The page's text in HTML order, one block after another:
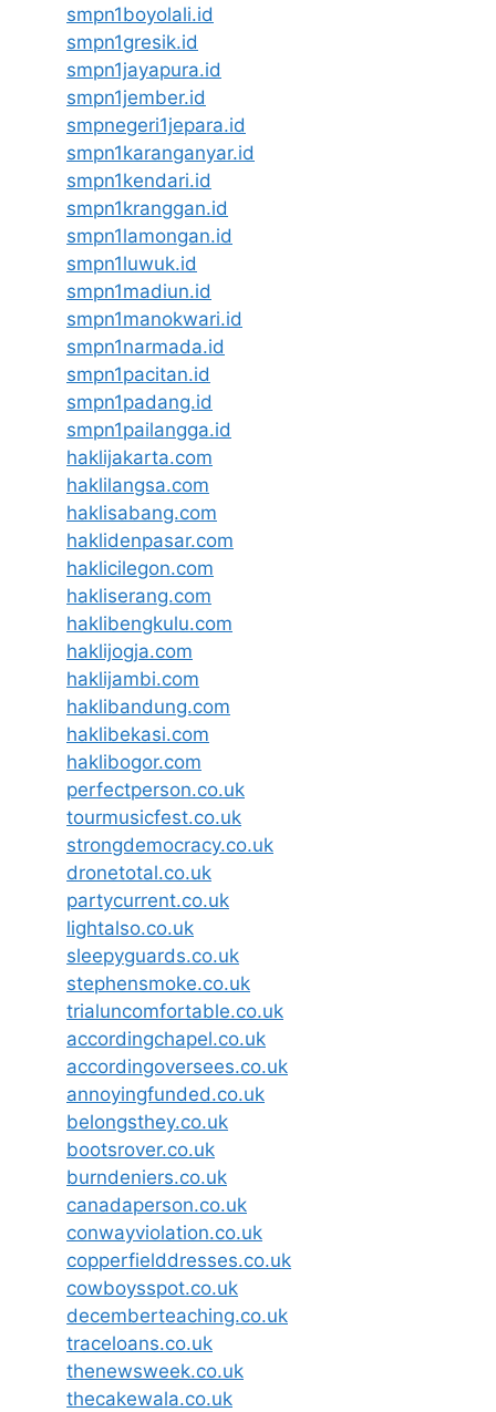
smpn1boyolali.id
smpn1gresik.id
smpn1jayapura.id
smpn1jember.id
smpnegeri1jepara.id
smpn1karanganyar.id
smpn1kendari.id
smpn1kranggan.id
smpn1lamongan.id
smpn1luwuk.id
smpn1madiun.id
smpn1manokwari.id
smpn1narmada.id
smpn1pacitan.id
smpn1padang.id
smpn1pailangga.id
haklijakarta.com
haklilangsa.com
haklisabang.com
haklidenpasar.com
haklicilegon.com
hakliserang.com
haklibengkulu.com
haklijogja.com
haklijambi.com
haklibandung.com
haklibekasi.com
haklibogor.com
perfectperson.co.uk
tourmusicfest.co.uk
strongdemocracy.co.uk
dronetotal.co.uk
partycurrent.co.uk
lightalso.co.uk
sleepyguards.co.uk
stephensmoke.co.uk
trialuncomfortable.co.uk
accordingchapel.co.uk
accordingoversees.co.uk
annoyingfunded.co.uk
belongsthey.co.uk
bootsrover.co.uk
burndeniers.co.uk
canadaperson.co.uk
conwayviolation.co.uk
copperfielddresses.co.uk
cowboysspot.co.uk
decemberteaching.co.uk
traceloans.co.uk
thenewsweek.co.uk
thecakewala.co.uk